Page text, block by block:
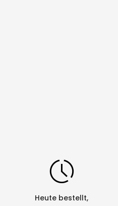
Heute bestellt,